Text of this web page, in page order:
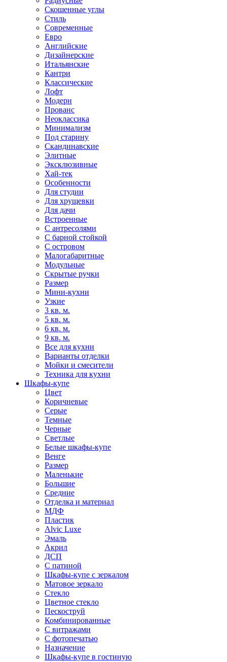
Скошенные углы
Стиль
Современные
Евро
Английские
Дизайнерские
Итальянские
Кантри
Классические
Лофт
Модерн
Прованс
Неоклассика
Минимализм
Под старину
Скандинавские
Элитные
Эксклюзивные
Хай-тек
Особенности
Для студии
Для хрущевки
Для дачи
Встроенные
С антресолями
С барной стойкой
С островом
Малогабаритные
Модульные
Скрытые ручки
Размер
Мини-кухни
Узкие
3 кв. м.
5 кв. м.
6 кв. м.
9 кв. м.
Все для кухни
Варианты отделки
Мойки и смесители
Техника для кухни
Шкафы-купе
Цвет
Коричневые
Серые
Темные
Черные
Светлые
Белые шкафы-купе
Венге
Размер
Маленькие
Большие
Средние
Отделка и материал
МДФ
Пластик
Alvic Luxe
Эмаль
Акрил
ДСП
С патиной
Шкафы-купе с зеркалом
Матовое зеркало
Стекло
Цветное стекло
Пескоструй
Комбинированные
С витражами
С фотопечатью
Назначение
Шкафы-купе в гостиную